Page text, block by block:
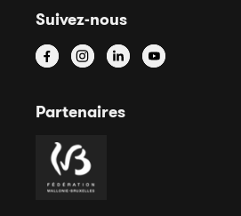
Suivez-nous
Partenaires